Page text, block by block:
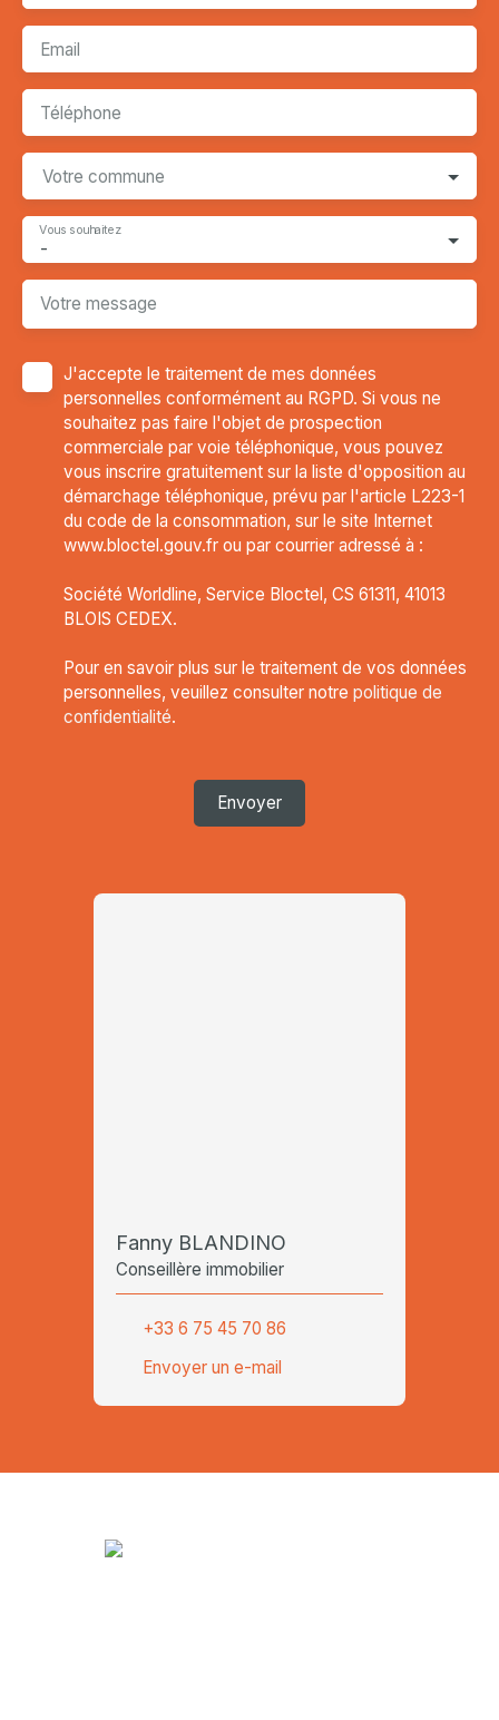
Email
Téléphone
Votre commune
-
Vous souhaitez
Votre message
J'accepte le traitement de mes données
personnelles conformément au RGPD. Si vous ne
souhaitez pas faire l'objet de prospection
commerciale par voie téléphonique, vous pouvez
vous inscrire gratuitement sur la liste d'opposition au
démarchage téléphonique, prévu par l'article L223-1
du code de la consommation, sur le site Internet
www.bloctel.gouv.fr ou par courrier adressé à :
Société Worldline, Service Bloctel, CS 61311, 41013
BLOIS CEDEX.
Pour en savoir plus sur le traitement de vos données
personnelles, veuillez consulter notre politique de
confidentialité.
Envoyer
Fanny BLANDINO
Conseillère immobilier
+33 6 75 45 70 86
Envoyer un e-mail